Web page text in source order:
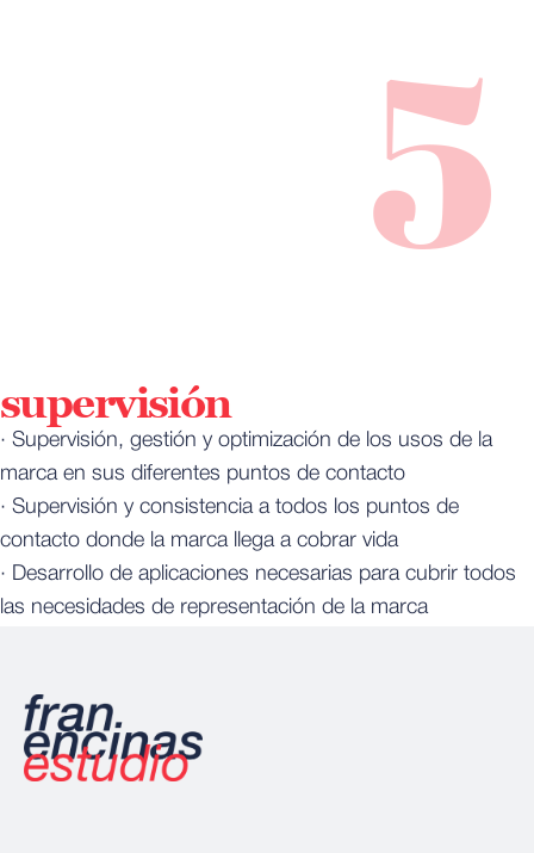
5
supervisión
· Supervisión, gestión y optimización de los usos de la
marca en sus diferentes puntos de contacto
· Supervisión y consistencia a todos los puntos de
contacto donde la marca llega a cobrar vida
· Desarrollo de aplicaciones necesarias para cubrir todos
las necesidades de representación de la marca